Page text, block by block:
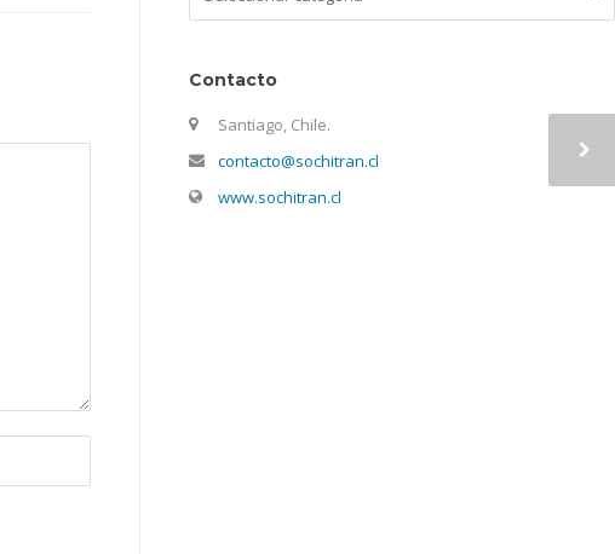
Contacto
Santiago, Chile.
contacto@sochitran.cl
www.sochitran.cl